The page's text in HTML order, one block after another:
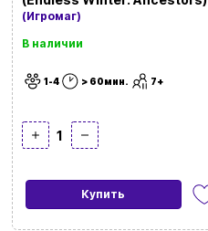
(Игромаг)
В наличии
1-4 > 60мин. 7+
1
Купить